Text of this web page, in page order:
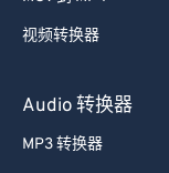
视频转换器
Audio 转换器
MP3 转换器